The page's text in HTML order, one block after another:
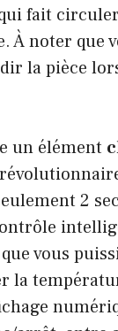
fait
À noter que
la pièce
un élément
2
vous
la